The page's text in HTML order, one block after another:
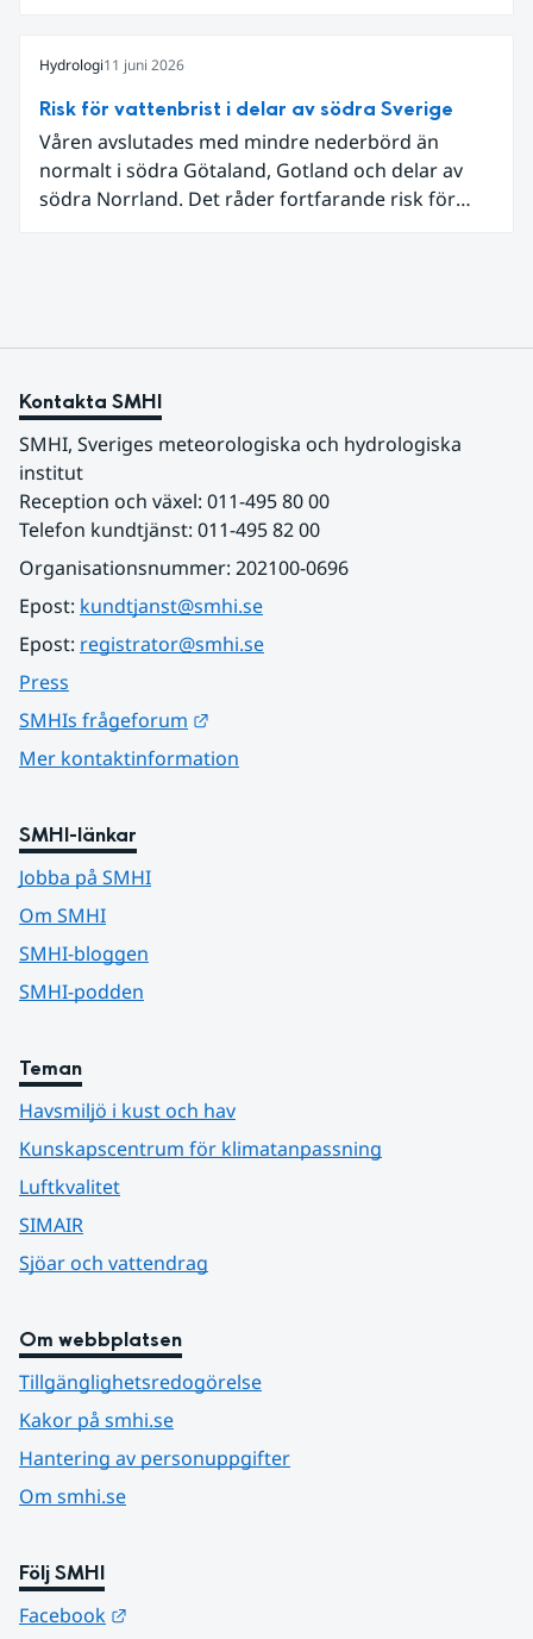
Östergötlands, Stockholms och Uppsala län.
Totalt omfattas 11 län, säger Hugo Rudebeck,
vakthavande hydrolog på SMHI.
Hydrologi11 juni 2026
Risk för vattenbrist i delar av södra Sverige
Våren avslutades med mindre nederbörd än
normalt i södra Götaland, Gotland och delar av
södra Norrland. Det råder fortfarande risk för
över lång tid för att återställa balansen.
Kontakta SMHI
SMHI, Sveriges meteorologiska och hydrologiska
institut
Reception och växel: 011-495 80 00
Telefon kundtjänst: 011-495 82 00
Organisationsnummer: 202100-0696
Epost: kundtjanst@smhi.se
Epost: registrator@smhi.se
Press
SMHIs frågeforum
Mer kontaktinformation
SMHI-länkar
Jobba på SMHI
Om SMHI
SMHI-bloggen
SMHI-podden
Teman
Havsmiljö i kust och hav
Kunskapscentrum för klimatanpassning
Luftkvalitet
SIMAIR
Sjöar och vattendrag
Om webbplatsen
Tillgänglighetsredogörelse
Kakor på smhi.se
Hantering av personuppgifter
Om smhi.se
Följ SMHI
Facebook